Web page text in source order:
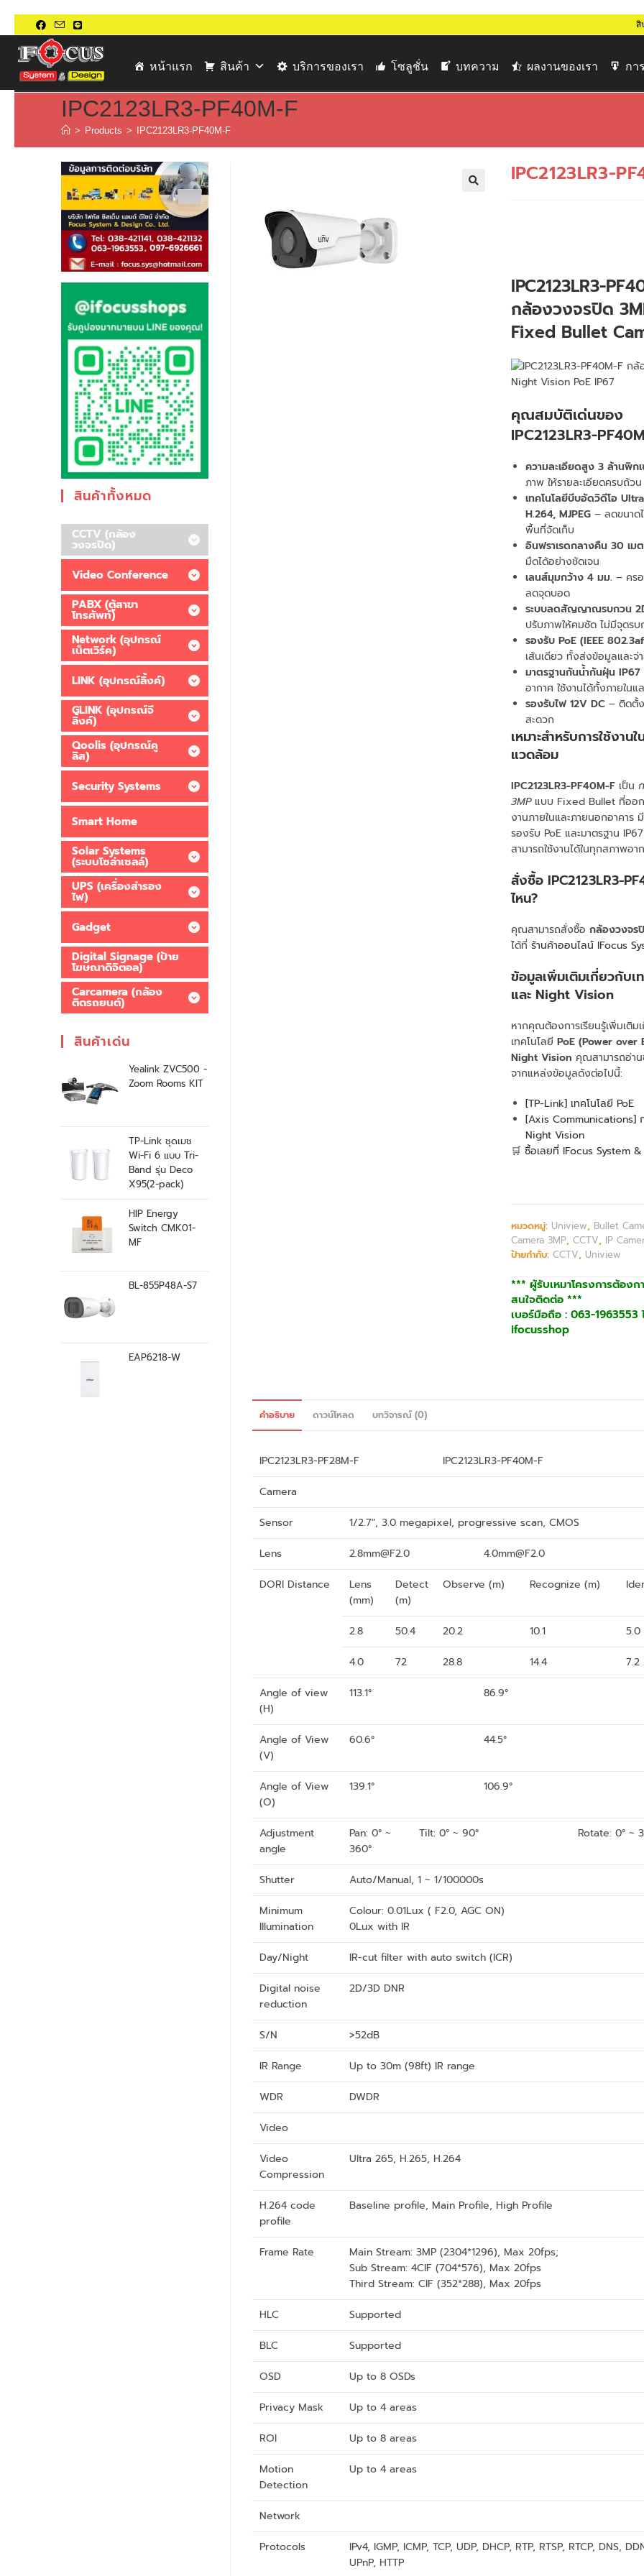
สิ
หน้าแรก สินค้า บริการของเรา โซลูชั่น บทความ ผลงานของเรา กา
IPC2123LR3-PF40M-F
> Products > IPC2123LR3-PF40M-F
IPC2123LR3-
IPC2123LR3-
กล้องวงจรปิด
Fixed Bullet
คุณสมบัติเด่นของ
IPC2123LR3-
ความละเอียดสูง 3 ล้านพิก
ภาพ ให้รายละเอียดครบถ้วน
เทคโนโลยีบีบอัดวิดีโอ
H.264, MJPEG– ลดขนาด
พื้นที่จัดเก็บ
อินฟราเรดกลางคืน 30 เม
มืดได้อย่างชัดเจน
เลนส์มุมกว้าง 4 มม. – คร
ลดจุดบอด
ระบบลดสัญญาณรบกวน
ปรับภาพให้คมชัด ไม่มีจุดรบ
รองรับ PoE (IEEE
เส้นเดียว ทั้งส่งข้อมูลและจ่
มาตรฐานกันน้ำกันฝุ่น IP67
อากาศ ใช้งานได้ทั้งภายในแ
รองรับไฟ 12V DC– ติดตั้ง
สะดวก
เหมาะสำหรับการใช้งาน
แวดล้อม
IPC2123LR3-PF40M-Fเป็น
3MPแบบ Fixed Bullet ที่ออก
งานภายในและภายนอกอาคาร
รองรับ PoE และมาตรฐาน
สามารถใช้งานได้ในทุกสภาพอา
สั่งซื้อ IPC2123LR3-
ไหน?
คุณสามารถสั่งซื้อ กล้องวงจร
ได้ที่ ร้านค้าออนไลน์ IFocus
ข้อมูลเพิ่มเติมเกี่ยวกับเ
และ Night Vision
หากคุณต้องการเรียนรู้เพิ่มเติม
เทคโนโลยี PoE (Power over
Night Vision คุณสามารถอ่า
จากแหล่งข้อมูลดังต่อไปนี้:
[TP-Link] เทคโนโลยี PoE
[Axis Communications]
Night Vision
🛒 ซื้อเลยที่ IFocus System
หมวดหมู่: Uniview, Bullet
Camera 3MP, CCTV, IP
ป้ายกำกับ: CCTV, Uniview
*** ผู้รับเหมาโครงการต้องก
สนใจติดต่อ ***
เบอร์มือถือ : 063-1963553
ifocusshop
คำอธิบาย ดาวน์โหลด บทวิจารณ์ (0)
IPC2123LR3-PF28M-F IPC2123LR3-PF40M-F
Camera
Sensor 1/2.7″, 3.0 megapixel, progressive scan, CMOS
Lens 2.8mm@F2.0 4.0mm@F2.0
DORI Distance
Lens
(mm)
Detect
(m)
Observe (m) Recognize (m)
2.8 50.4 20.2 10.1 5.0
4.0 72 28.8 14.4 7.2
Angle of view
(H)
113.1° 86.9°
Angle of View
(V)
60.6° 44.5°
Angle of View
(O)
139.1° 106.9°
Adjustment
angle
Pan: 0° ~
360°
Tilt: 0° ~ 90° Rotate: 0° ~
Shutter Auto/Manual, 1 ~ 1/100000s
Minimum
Illumination
Colour: 0.01Lux ( F2.0, AGC ON)
0Lux with IR
Day/Night IR-cut filter with auto switch (ICR)
Digital noise
reduction
2D/3D DNR
S/N >52dB
IR Range Up to 30m (98ft) IR range
WDR DWDR
Video
Video
Compression
Ultra 265, H.265, H.264
H.264 code
profile
Baseline profile, Main Profile, High Profile
Frame Rate
Main Stream: 3MP (2304*1296), Max 20fps;
Sub Stream: 4CIF (704*576), Max 20fps
Third Stream: CIF (352*288), Max 20fps
HLC Supported
BLC Supported
OSD Up to 8 OSDs
Privacy Mask Up to 4 areas
ROI Up to 8 areas
Motion
Detection
Up to 4 areas
Network
Protocols
IPv4, IGMP, ICMP, TCP, UDP, DHCP, RTP, RTSP, RTCP, DNS,
UPnP, HTTP
สินค้าทั้งหมด
CCTV (กล้อง
วงจรปิด)
Video Conference
PABX (ตู้สาขา
โทรศัพท์)
Network (อุปกรณ์
เน็ตเวิร์ค)
LINK (อุปกรณ์ลิ้งค์)
GLINK (อุปกรณ์จี
ลิ้งค์)
Qoolis (อุปกรณ์คู
ลิส)
Security Systems
Smart Home
Solar Systems
(ระบบโซล่าเซลล์)
UPS (เครื่องสำรอง
ไฟ)
Gadget
Digital Signage (ป้าย
โฆษณาดิจิตอล)
Carcamera (กล้อง
ติดรถยนต์)
สินค้าเด่น
Yealink ZVC500 -
Zoom Rooms KIT
TP-Link ชุดเมช
Wi-Fi 6 แบบ Tri-
Band รุ่น Deco
X95(2-pack)
HIP Energy
Switch CMK01-
MF
BL-855P48A-S7
EAP6218-W